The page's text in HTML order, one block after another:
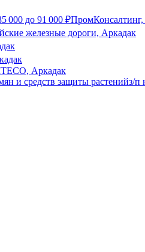
000 до 91 000 ₽
железные дороги, Аркадак
Аркадак
и средств защиты растенийз/п